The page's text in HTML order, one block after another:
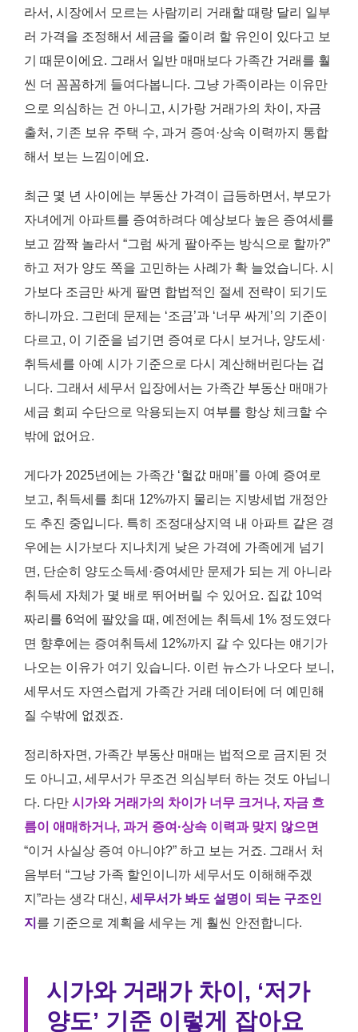
라서, 시장에서 모르는 사람끼리 거래할 때랑 달리 일부
러 가격을 조정해서 세금을 줄이려 할 유인이 있다고 보
기 때문이에요. 그래서 일반 매매보다 가족간 거래를 훨
씬 더 꼼꼼하게 들여다봅니다. 그냥 가족이라는 이유만
으로 의심하는 건 아니고, 시가랑 거래가의 차이, 자금
출처, 기존 보유 주택 수, 과거 증여·상속 이력까지 통합
해서 보는 느낌이에요.
최근 몇 년 사이에는 부동산 가격이 급등하면서, 부모가
자녀에게 아파트를 증여하려다 예상보다 높은 증여세를
보고 깜짝 놀라서 “그럼 싸게 팔아주는 방식으로 할까?”
하고 저가 양도 쪽을 고민하는 사례가 확 늘었습니다. 시
가보다 조금만 싸게 팔면 합법적인 절세 전략이 되기도
하니까요. 그런데 문제는 ‘조금’과 ‘너무 싸게’의 기준이
다르고, 이 기준을 넘기면 증여로 다시 보거나, 양도세·
취득세를 아예 시가 기준으로 다시 계산해버린다는 겁
니다. 그래서 세무서 입장에서는 가족간 부동산 매매가
세금 회피 수단으로 악용되는지 여부를 항상 체크할 수
밖에 없어요.
게다가 2025년에는 가족간 ‘헐값 매매’를 아예 증여로
보고, 취득세를 최대 12%까지 물리는 지방세법 개정안
도 추진 중입니다. 특히 조정대상지역 내 아파트 같은 경
우에는 시가보다 지나치게 낮은 가격에 가족에게 넘기
면, 단순히 양도소득세·증여세만 문제가 되는 게 아니라
취득세 자체가 몇 배로 뛰어버릴 수 있어요. 집값 10억
짜리를 6억에 팔았을 때, 예전에는 취득세 1% 정도였다
면 향후에는 증여취득세 12%까지 갈 수 있다는 얘기가
나오는 이유가 여기 있습니다. 이런 뉴스가 나오다 보니,
세무서도 자연스럽게 가족간 거래 데이터에 더 예민해
질 수밖에 없겠죠.
정리하자면, 가족간 부동산 매매는 법적으로 금지된 것
도 아니고, 세무서가 무조건 의심부터 하는 것도 아닙니
다. 다만 시가와 거래가의 차이가 너무 크거나, 자금 흐
름이 애매하거나, 과거 증여·상속 이력과 맞지 않으면
“이거 사실상 증여 아니야?” 하고 보는 거죠. 그래서 처
음부터 “그냥 가족 할인이니까 세무서도 이해해주겠
지”라는 생각 대신, 세무서가 봐도 설명이 되는 구조인
지 를 기준으로 계획을 세우는 게 훨씬 안전합니다.
시가와 거래가 차이, ‘저가
양도’ 기준 이렇게 잡아요